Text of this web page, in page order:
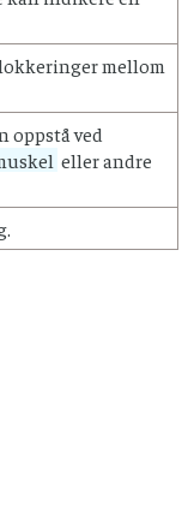
mellom
oppstå ved
eller andre